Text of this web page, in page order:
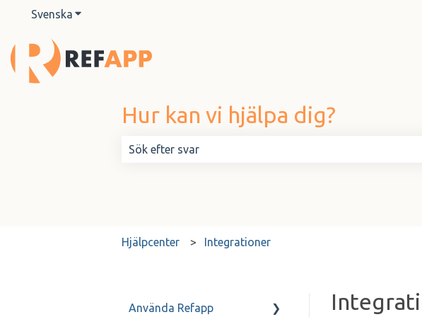
Svenska Visa undermenyer för översättningar
Hur kan vi hjälpa dig?
Hjälpcenter Integrationer
Använda Refapp